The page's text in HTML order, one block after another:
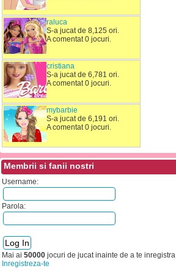
raluca
S-a jucat de 8,125 ori.
A comentat 0 jocuri.
cristiana
S-a jucat de 6,781 ori.
A comentat 0 jocuri.
mybarbie
S-a jucat de 6,191 ori.
A comentat 0 jocuri.
Membrii si fanii nostri
Username:
Parola:
Mai ai 50000 jocuri de jucat inainte de a te inregistra
Inregistreza-te